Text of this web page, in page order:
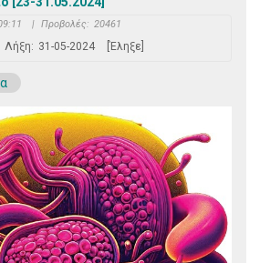
| Προβολές: 20461
Λήξη: 31-05-2024 [Έληξε]